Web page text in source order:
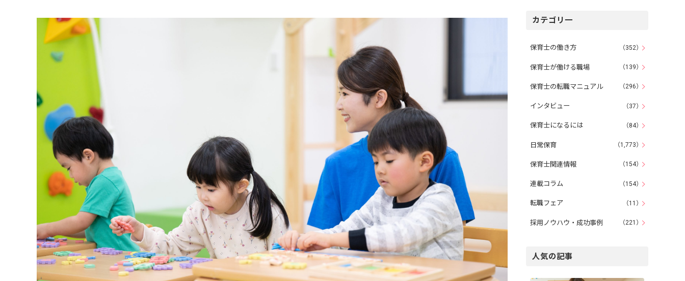
カテゴリ一
保育士の働き方 （352）
保育士が働ける職場 （139）
保育士の転職マニュアル （296）
インタビュー （37）
保育士になるには （84）
日常保育 （1,773）
保育士関連情報 （154）
連載コラム （154）
転職フェア （11）
採用ノウハウ・成功事例 （221）
人気の記事